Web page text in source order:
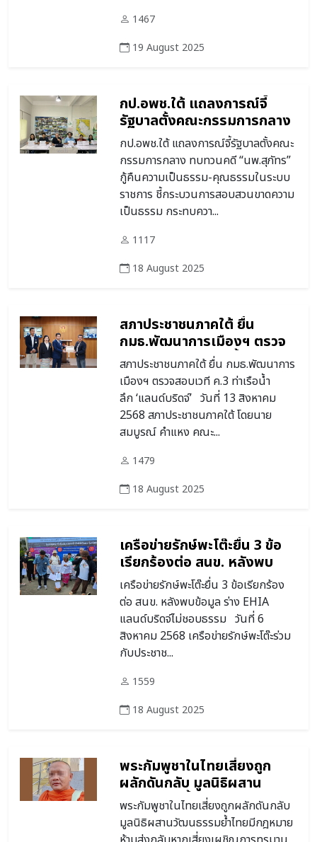
1467
19 August 2025
กป.อพช.ใต้ แถลงการณ์จี้
รัฐบาลตั้งคณะกรรมการกลาง
ทบทวนคดี “นพ.สุภัทร” กู้คืน
ความเป็นธรรม-คุณธรรมใน
ระบบราชการ
กป.อพช.ใต้ แถลงการณ์จี้รัฐบาลตั้งคณะ
กรรมการกลาง ทบทวนคดี “นพ.สุภัทร”
กู้คืนความเป็นธรรม-คุณธรรมในระบบ
ราชการ ชี้กระบวนการสอบสวนขาดความ
เป็นธรรม กระทบควา...
1117
18 August 2025
สภาประชาชนภาคใต้ ยื่น
กมธ.พัฒนาการเมืองฯ ตรวจ
สอบเวที ค.3 ท่าเรือน้ำลึก
‘แลนด์บริดจ์’
สภาประชาชนภาคใต้ ยื่น กมธ.พัฒนาการ
เมืองฯ ตรวจสอบเวที ค.3 ท่าเรือน้ำ
ลึก ‘แลนด์บริดจ์’ วันที่ 13 สิงหาคม
2568 สภาประชาชนภาคใต้ โดยนาย
สมบูรณ์ คำแหง คณะ...
1479
18 August 2025
เครือข่ายรักษ์พะโต๊ะยื่น 3 ข้อ
เรียกร้องต่อ สนข. หลังพบ
ข้อมูล ร่าง EHIA แลนด์บริดจ์
ไม่ชอบธรรม
เครือข่ายรักษ์พะโต๊ะยื่น 3 ข้อเรียกร้อง
ต่อ สนข. หลังพบข้อมูล ร่าง EHIA
แลนด์บริดจ์ไม่ชอบธรรม วันที่ 6
สิงหาคม 2568 เครือข่ายรักษ์พะโต๊ะร่วม
กับประชาช...
1559
18 August 2025
พระกัมพูชาในไทยเสี่ยงถูก
ผลักดันกลับ มูลนิธิผสาน
วัฒนธรรมย้ำไทยมีกฎหมาย
ห้ามส่งกลับหากเสี่ยงเผชิญ
การทรมาน
พระกัมพูชาในไทยเสี่ยงถูกผลักดันกลับ
มูลนิธิผสานวัฒนธรรมย้ำไทยมีกฎหมาย